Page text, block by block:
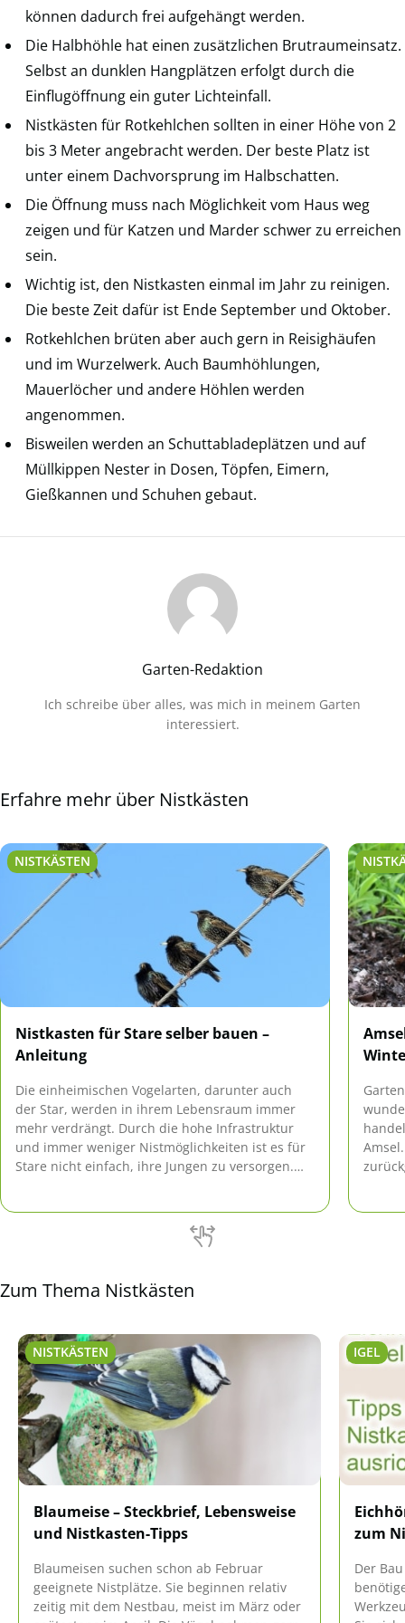
können dadurch frei aufgehängt werden.
Die Halbhöhle hat einen zusätzlichen Brutraumeinsatz.
Selbst an dunklen Hangplätzen erfolgt durch die
Einflugöffnung ein guter Lichteinfall.
Nistkästen für Rotkehlchen sollten in einer Höhe von 2
bis 3 Meter angebracht werden. Der beste Platz ist
unter einem Dachvorsprung im Halbschatten.
Die Öffnung muss nach Möglichkeit vom Haus weg
zeigen und für Katzen und Marder schwer zu erreichen
sein.
Wichtig ist, den Nistkasten einmal im Jahr zu reinigen.
Die beste Zeit dafür ist Ende September und Oktober.
Rotkehlchen brüten aber auch gern in Reisighäufen
und im Wurzelwerk. Auch Baumhöhlungen,
Mauerlöcher und andere Höhlen werden
angenommen.
Bisweilen werden an Schuttabladeplätzen und auf
Müllkippen Nester in Dosen, Töpfen, Eimern,
Gießkannen und Schuhen gebaut.
Garten-Redaktion
Ich schreibe über alles, was mich in meinem Garten
interessiert.
Erfahre mehr über Nistkästen
NISTKÄSTEN
Nistkasten für Stare selber bauen –
Anleitung
Die einheimischen Vogelarten, darunter auch
der Star, werden in ihrem Lebensraum immer
mehr verdrängt. Durch die hohe Infrastruktur
und immer weniger Nistmöglichkeiten ist es für
Stare nicht einfach, ihre Jungen zu versorgen.
Zum Thema Nistkästen
NISTKÄSTEN
Blaumeise – Steckbrief, Lebensweise
und Nistkasten-Tipps
Blaumeisen suchen schon ab Februar
geeignete Nistplätze. Sie beginnen relativ
zeitig mit dem Nestbau, meist im März oder
IGEL
zum
Der